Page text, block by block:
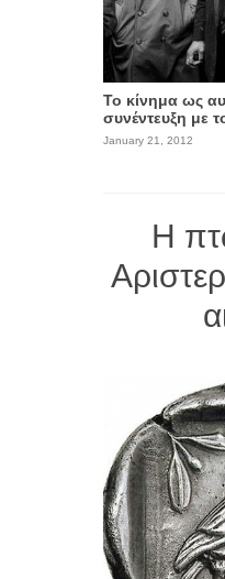
Το κίνημα ως
συνέντευξη με
January 21, 2012
Η